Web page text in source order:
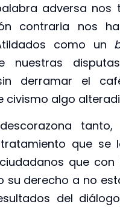
adversa nos
contraria nos
como un
nuestras
derramar el
civismo algo
tanto,
que se
que con
su derecho a no
del